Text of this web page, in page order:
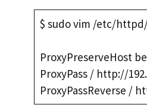
$ sudo vim /etc/
ProxyPreserveHost
ProxyPass / http://
ProxyPassReverse /